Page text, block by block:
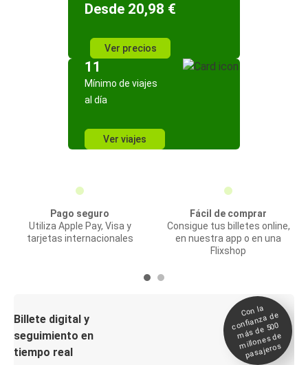
Desde 20,98 €
Ver precios
11
Mínimo de viajes
al día
Ver viajes
Pago seguro
Utiliza Apple Pay, Visa y
tarjetas internacionales
Fácil de comprar
Consigue tus billetes online,
en nuestra app o en una
Flixshop
Billete digital y
seguimiento en
tiempo real
Con la
confianza de
más de 500
millones de
pasajeros